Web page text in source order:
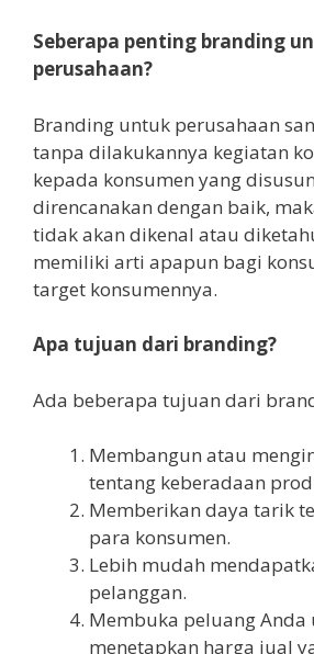
Seberapa penting branding
perusahaan?
Branding untuk perusahaan
tanpa dilakukannya kegiatan
kepada konsumen yang
direncanakan dengan baik,
tidak akan dikenal atau
memiliki arti apapun bagi
target konsumennya.
Apa tujuan dari branding?
Ada beberapa tujuan dari
Membangun atau
tentang keberadaan
Memberikan daya tarik
para konsumen.
Lebih mudah
pelanggan.
Membuka peluang Anda
menetapkan harga jual